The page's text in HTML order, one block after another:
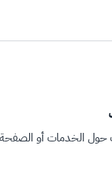
الخدمات أو الصفحة